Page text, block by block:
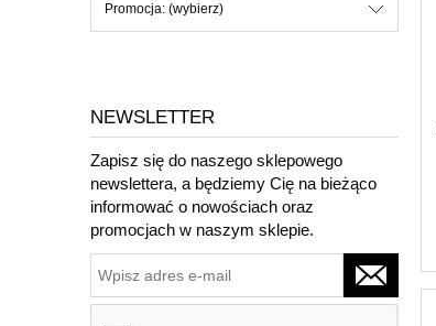
Promocja: (wybierz)
NEWSLETTER
Zapisz się do naszego sklepowego
newslettera, a będziemy Cię na bieżąco
informować o nowościach oraz
promocjach w naszym sklepie.